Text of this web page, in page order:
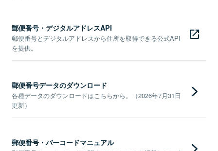
郵便番号・デジタルアドレスAPI
郵便番号とデジタルアドレスから住所を取得できる公式API
を提供。
郵便番号データのダウンロード
各種データのダウンロードはこちらから。（2026年7月31日
更新）
郵便番号・バーコードマニュアル